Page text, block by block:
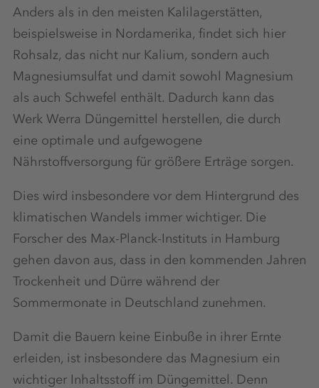
Anders als in den meisten Kalilagerstätten,
beispielsweise in Nordamerika, findet sich hier
Rohsalz, das nicht nur Kalium, sondern auch
Magnesiumsulfat und damit sowohl Magnesium
als auch Schwefel enthält. Dadurch kann das
Werk Werra Düngemittel herstellen, die durch
eine optimale und aufgewogene
Nährstoffversorgung für größere Erträge sorgen.
Dies wird insbesondere vor dem Hintergrund des
klimatischen Wandels immer wichtiger. Die
Forscher des Max-Planck-Instituts in Hamburg
gehen davon aus, dass in den kommenden Jahren
Trockenheit und Dürre während der
Sommermonate in Deutschland zunehmen.
Damit die Bauern keine Einbuße in ihrer Ernte
erleiden, ist insbesondere das Magnesium ein
wichtiger Inhaltsstoff im Düngemittel. Denn